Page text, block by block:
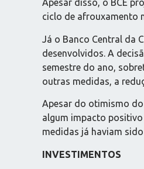
Apesar disso, o BCE
ciclo de afrouxamento
Já o Banco Central da
desenvolvidos. A
semestre do ano,
outras medidas, a
Apesar do otimismo
algum impacto
medidas já haviam
INVESTIMENTOS